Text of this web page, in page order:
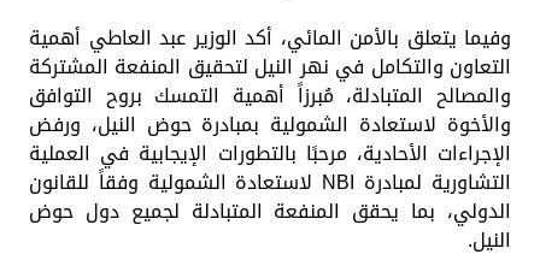
وفيما يتعلق بالأمن المائي، أكد الوزير عبد العاطي أهمية
التعاون والتكامل في نهر النيل لتحقيق المنفعة المشتركة
والمصالح المتبادلة، مُبرزاً أهمية التمسك بروح التوافق
والأخوة لاستعادة الشمولية بمبادرة حوض النيل، ورفض
الإجراءات الأحادية، مرحبًا بالتطورات الإيجابية في العملية
التشاورية لمبادرة NBI لاستعادة الشمولية وفقاً للقانون
الدولي، بما يحقق المنفعة المتبادلة لجميع دول حوض
النيل.